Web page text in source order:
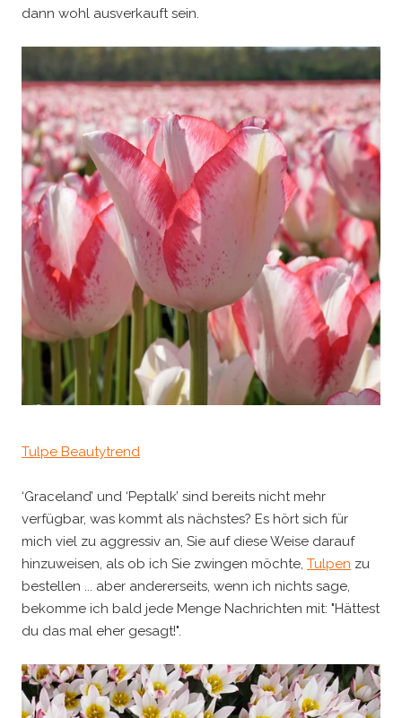
dann wohl ausverkauft sein.
Tulpe Beautytrend
‘Graceland’ und ‘Peptalk’ sind bereits nicht mehr
verfügbar, was kommt als nächstes? Es hört sich für
mich viel zu aggressiv an, Sie auf diese Weise darauf
hinzuweisen, als ob ich Sie zwingen möchte, Tulpen zu
bestellen ... aber andererseits, wenn ich nichts sage,
bekomme ich bald jede Menge Nachrichten mit: "Hättest
du das mal eher gesagt!".